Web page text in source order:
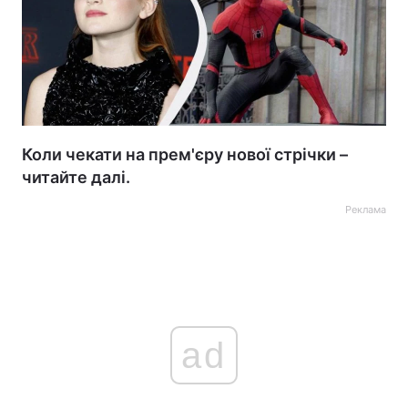
Коли чекати на прем'єру нової стрічки –
читайте далі.
Реклама
ad